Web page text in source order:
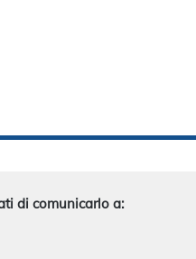
di comunicarlo a: